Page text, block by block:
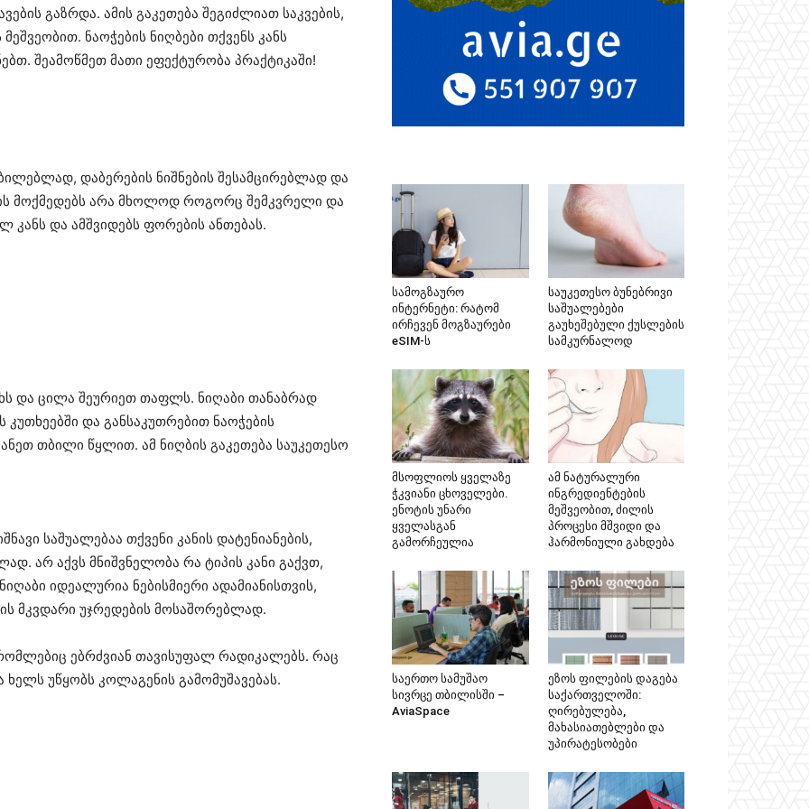
გაზრდა. ამის გაკეთება შეგიძლიათ საკვების,
ნაოჭების ნიღბები თქვენს კანს
შეამოწმეთ მათი ეფექტურობა პრაქტიკაში!
დაბერების ნიშნების შესამცირებლად და
მოქმედებს არა მხოლოდ როგორც შემკვრელი და
კანს და ამშვიდებს ფორების ანთებას.
და ცილა შეურიეთ თაფლს. ნიღაბი თანაბრად
და განსაკუთრებით ნაოჭების
თბილი წყლით. ამ ნიღბის გაკეთება საუკეთესო
საშუალებაა თქვენი კანის დატენიანების,
არ აქვს მნიშვნელობა რა ტიპის კანი გაქვთ,
იდეალურია ნებისმიერი ადამიანისთვის,
მკვდარი უჯრედების მოსაშორებლად.
ებრძვიან თავისუფალ რადიკალებს. რაც
ხელს უწყობს კოლაგენის გამომუშავებას.
სამოგზაურო
ინტერნეტი: რატომ
ირჩევენ მოგზაურები
eSIM-ს
საუკეთესო ბუნებრივი
საშუალებები
გაუხეშებული ქუსლების
სამკურნალოდ
მსოფლიოს ყველაზე
ჭკვიანი ცხოველები.
ენოტის უნარი
ყველასგან
გამორჩეულია
ამ ნატურალური
ინგრედიენტების
მეშვეობით, ძილის
პროცესი მშვიდი და
ჰარმონიული გახდება
საერთო სამუშაო
სივრცე თბილისში –
AviaSpace
ეზოს ფილების დაგება
საქართველოში:
ღირებულება,
მახასიათებლები და
უპირატესობები